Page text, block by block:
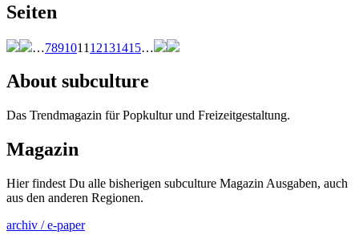
Seiten
…7891011 12131415…
About subculture
Das Trendmagazin für Popkultur und Freizeitgestaltung.
Magazin
Hier findest Du alle bisherigen subculture Magazin Ausgaben, auch
aus den anderen Regionen.
archiv / e-paper